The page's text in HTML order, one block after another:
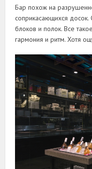
Бар похож на
соприкасающихся
блоков и полок. Все
гармония и ритм. Хотя